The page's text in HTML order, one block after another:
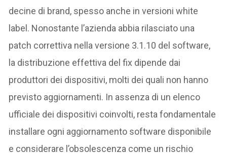
decine di brand, spesso anche in versioni white
label. Nonostante l’azienda abbia rilasciato una
patch correttiva nella versione 3.1.10 del software,
la distribuzione effettiva del fix dipende dai
produttori dei dispositivi, molti dei quali non hanno
previsto aggiornamenti. In assenza di un elenco
ufficiale dei dispositivi coinvolti, resta fondamentale
installare ogni aggiornamento software disponibile
e considerare l’obsolescenza come un rischio